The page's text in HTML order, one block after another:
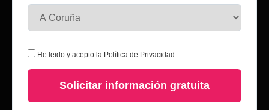
He leido y acepto la Política de Privacidad
Solicitar información gratuita